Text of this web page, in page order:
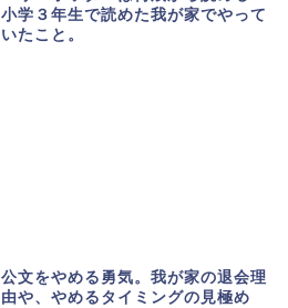
小学３年生で読めた我が家でやって
いたこと。
公文をやめる勇気。我が家の退会理
由や、やめるタイミングの見極め